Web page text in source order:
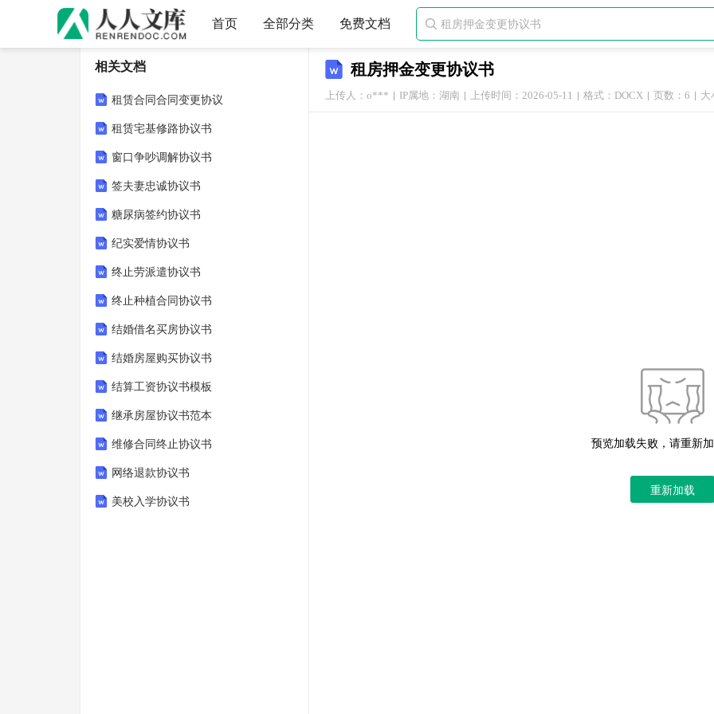
首页 全部分类 免费文档 
租房押金变更协议书
上传人：o*** IP属地：湖南 上传时间：2026-05-11 格式：DOCX 页数：6 大
预览加载失败，请重新
重新加载
相关文档
租赁合同合同变更协议
租赁宅基修路协议书
窗口争吵调解协议书
签夫妻忠诚协议书
糖尿病签约协议书
纪实爱情协议书
终止劳派遣协议书
终止种植合同协议书
结婚借名买房协议书
结婚房屋购买协议书
结算工资协议书模板
继承房屋协议书范本
维修合同终止协议书
网络退款协议书
美校入学协议书